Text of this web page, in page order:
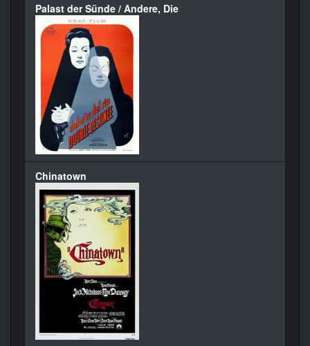
Palast der Sünde / Andere, Die
Chinatown